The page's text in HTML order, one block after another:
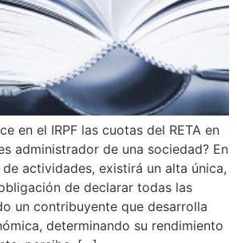
en el IRPF las cuotas del RETA en
administrador de una sociedad? En
actividades, existirá un alta única,
de declarar todas las
un contribuyente que desarrolla
determinando su rendimiento